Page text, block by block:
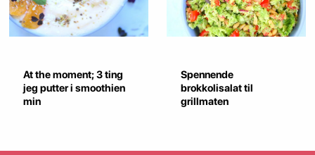
At the moment; 3 ting
jeg putter i smoothien
min
Spennende
brokkolisalat til
grillmaten